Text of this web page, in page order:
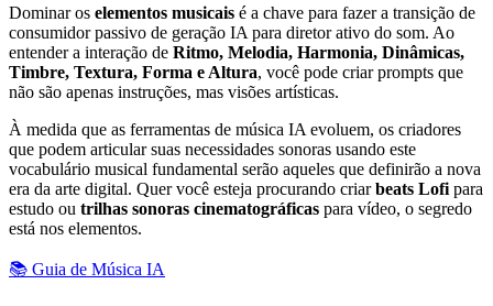
Dominar os elementos musicais é a chave para fazer a transição de
consumidor passivo de geração IA para diretor ativo do som. Ao
entender a interação de Ritmo, Melodia, Harmonia, Dinâmicas,
Timbre, Textura, Forma e Altura, você pode criar prompts que
não são apenas instruções, mas visões artísticas.
À medida que as ferramentas de música IA evoluem, os criadores
que podem articular suas necessidades sonoras usando este
vocabulário musical fundamental serão aqueles que definirão a nova
era da arte digital. Quer você esteja procurando criarbeats Lofi para
estudo ou trilhas sonoras cinematográficas para vídeo, o segredo
está nos elementos.
📚 Guia de Música IA